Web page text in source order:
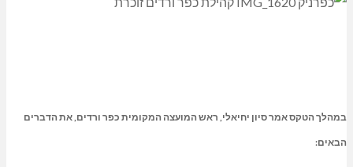
במהלך הטקס אמר סיון יחיאלי, ראש המועצה המקומית כפר ורדים, את הדברים
הבאים: